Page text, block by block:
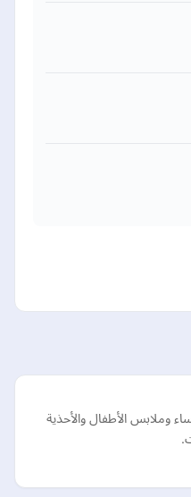
وملابس الأطفال والأحذية